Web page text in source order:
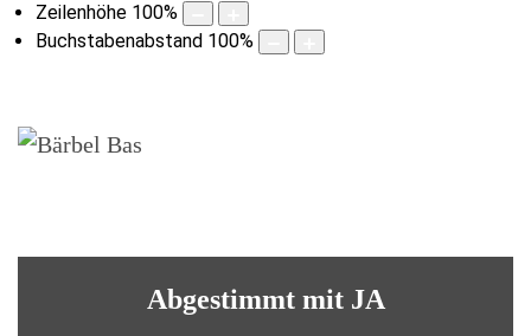
Zeilenhöhe 100%
Buchstabenabstand 100%
Abgestimmt mit JA